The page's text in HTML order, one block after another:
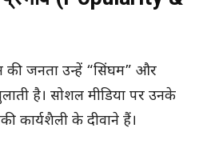
की जनता उन्हें “सिंघम” और
है। सोशल मीडिया पर उनके
कार्यशैली के दीवाने हैं।